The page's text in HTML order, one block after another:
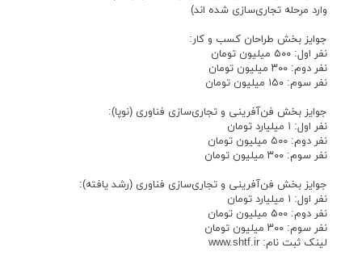
وارد مرحله تجاری‌سازی شده اند)
جوایز بخش طراحان کسب و کار:
نفر اول: ۵۰۰ میلیون تومان
نفر دوم: ۳۰۰ میلیون تومان
نفر سوم: ۱۵۰ میلیون تومان
جوایز بخش فن‌آفرینی و تجاری‌سازی فناوری (نوپا):
نفر اول: ۱ میلیارد تومان
نفر دوم: ۵۰۰ میلیون تومان
نفر سوم: ۳۰۰ میلیون تومان
جوایز بخش فن‌آفرینی و تجاری‌سازی فناوری (رشد یافته):
نفر اول: ۱ میلیارد تومان
نفر دوم: ۵۰۰ میلیون تومان
نفر سوم: ۳۰۰ میلیون تومان
لینک ثبت نام: www.shtf.ir